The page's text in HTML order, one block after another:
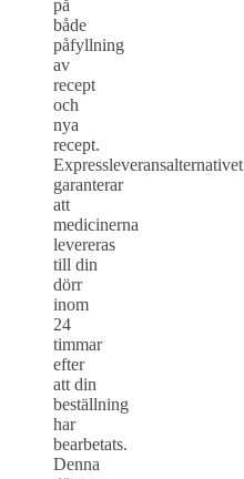
på
både
påfyllning
av
recept
och
nya
recept.
Expressleveransalternativet
garanterar
att
medicinerna
levereras
till din
dörr
inom
24
timmar
efter
att din
beställning
har
bearbetats.
Denna